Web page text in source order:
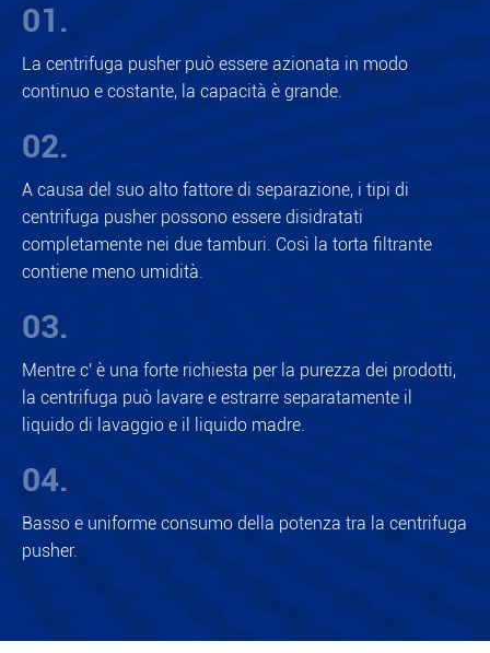
01.
La centrifuga pusher può essere azionata in modo
continuo e costante, la capacità è grande.
02.
A causa del suo alto fattore di separazione, i tipi di
centrifuga pusher possono essere disidratati
completamente nei due tamburi. Così la torta filtrante
contiene meno umidità.
03.
Mentre c' è una forte richiesta per la purezza dei prodotti,
la centrifuga può lavare e estrarre separatamente il
liquido di lavaggio e il liquido madre.
04.
Basso e uniforme consumo della potenza tra la centrifuga
pusher.